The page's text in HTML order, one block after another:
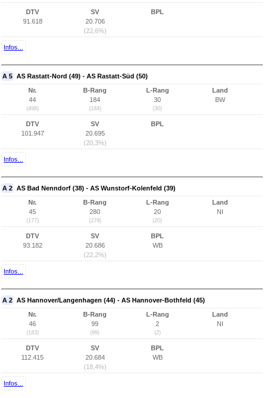
DTV
91.618
SV
20.706
(22,6%)
BPL
Infos...
A 5 AS Rastatt-Nord (49) - AS Rastatt-Süd (50)
Nr.
44
(498)
B-Rang
184
(184)
L-Rang
30
(30)
Land
BW
DTV
101.947
SV
20.695
(20,3%)
BPL
Infos...
A 2 AS Bad Nenndorf (38) - AS Wunstorf-Kolenfeld (39)
Nr.
45
(177)
B-Rang
280
(279)
L-Rang
20
(20)
Land
NI
DTV
93.182
SV
20.686
(22,2%)
BPL
WB
Infos...
A 2 AS Hannover/Langenhagen (44) - AS Hannover-Bothfeld (45)
Nr.
46
(183)
B-Rang
99
(99)
L-Rang
2
(2)
Land
NI
DTV
112.415
SV
20.684
(18,4%)
BPL
WB
Infos...